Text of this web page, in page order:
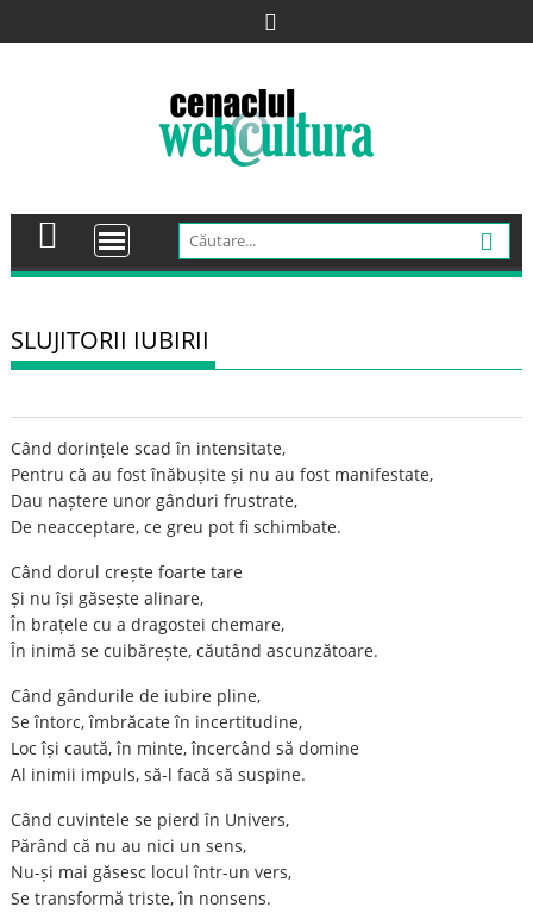
to
SLUJITORII IUBIRII
Când dorințele scad în intensitate,
Pentru că au fost înăbușite și nu au fost manifestate,
Dau naștere unor gânduri frustrate,
De neacceptare, ce greu pot fi schimbate.
Când dorul crește foarte tare
Și nu își găsește alinare,
În brațele cu a dragostei chemare,
În inimă se cuibărește, căutând ascunzătoare.
Când gândurile de iubire pline,
Se întorc, îmbrăcate în incertitudine,
Loc își caută, în minte, încercând să domine
Al inimii impuls, să-l facă să suspine.
Când cuvintele se pierd în Univers,
Părând că nu au nici un sens,
Nu-și mai găsesc locul într-un vers,
Se transformă triste, în nonsens.